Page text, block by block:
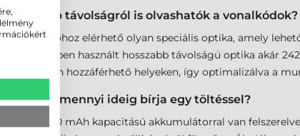
nagyobb távolságról is olvashatók a vonalkódok?
elérhető olyan speciális optika, amely
modelleiben használt hosszabb távolságú optika akár
nehezen hozzáférhető helyeken, így optimalizálva a
és mennyi ideig bírja egy töltéssel?
3350 mAh kapacitású akkumulátorral van